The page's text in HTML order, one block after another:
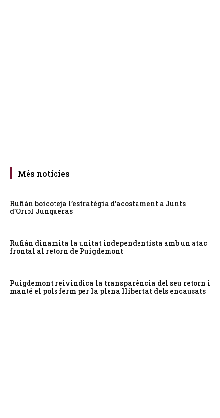
Més notícies
Rufián boicoteja l’estratègia d’acostament a Junts
d’Oriol Junqueras
Rufián dinamita la unitat independentista amb un atac
frontal al retorn de Puigdemont
Puigdemont reivindica la transparència del seu retorn i
manté el pols ferm per la plena llibertat dels encausats